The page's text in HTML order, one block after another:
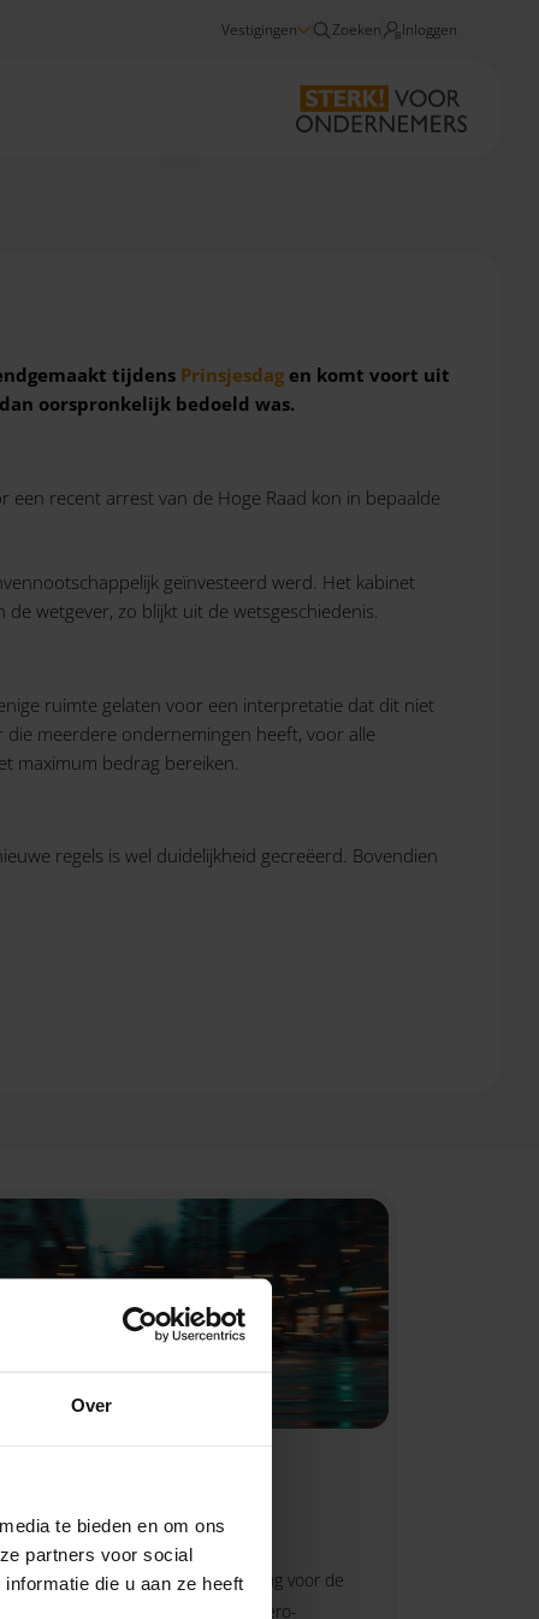
Over
te bieden en om ons
partners voor social
die u aan ze heeft
Vestigingen Zoeken Inloggen
Duidelijkere regels voor investeringsaftrek KIA
tijdens Prinsjesdag en komt voort uit
oorspronkelijk bedoeld was.
recent arrest van de Hoge Raad kon in bepaalde
geïnvesteerd werd. Het kabinet
wetgever, zo blijkt uit de wetsgeschiedenis.
ruimte gelaten voor een interpretatie dat dit niet
meerdere ondernemingen heeft, voor alle
maximum bedrag bereiken.
regels is wel duidelijkheid gecreëerd. Bovendien
bestelauto’s verlengen
14-07-2026
Het kabinet wil de overgangsregeling voor de
minst vervuilende bestelauto’s in zero-